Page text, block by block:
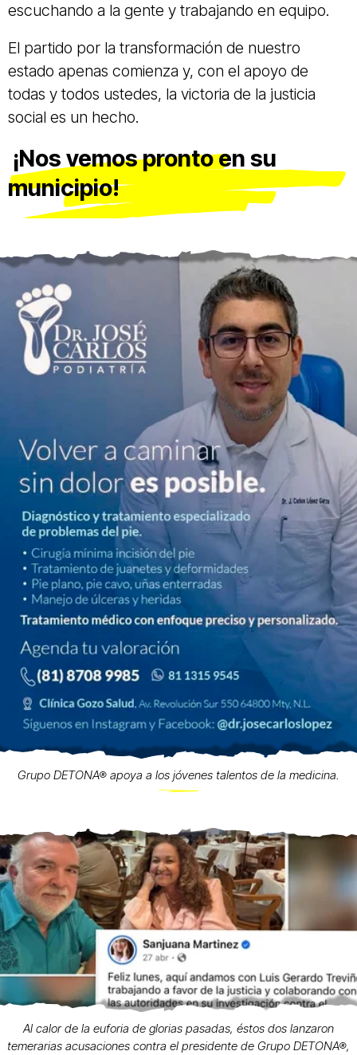
escuchando a la gente y trabajando en equipo.
El partido por la transformación de nuestro
estado apenas comienza y, con el apoyo de
todas y todos ustedes, la victoria de la justicia
social es un hecho.
¡Nos vemos pronto en su
municipio!
Grupo DETONA® apoya a los jóvenes talentos de la medicina.
Al calor de la euforia de glorias pasadas, éstos dos lanzaron
temerarias acusaciones contra el presidente de Grupo DETONA®,